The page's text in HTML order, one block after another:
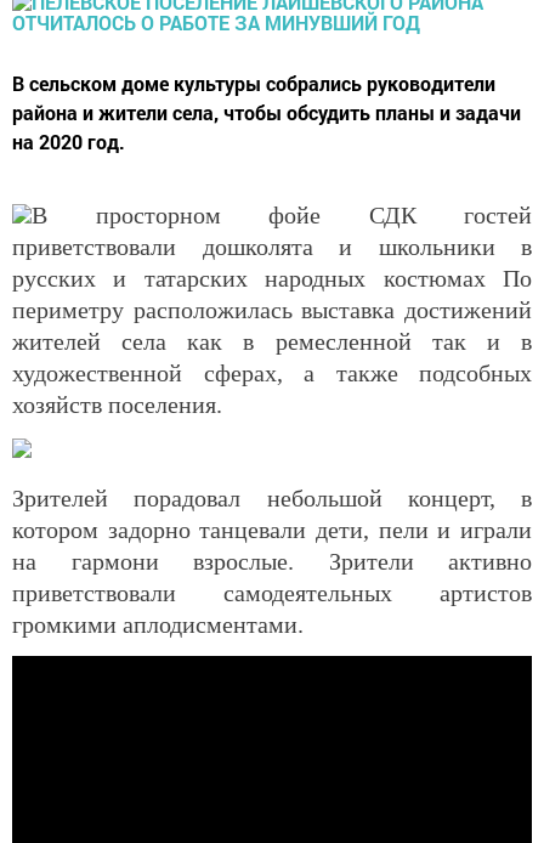
В сельском доме культуры собрались руководители
района и жители села, чтобы обсудить планы и задачи
на 2020 год.
В просторном фойе СДК гостей
приветствовали дошколята и школьники в
русских и татарских народных костюмах По
периметру расположилась выставка достижений
жителей села как в ремесленной так и в
художественной сферах, а также подсобных
хозяйств поселения.
Зрителей порадовал небольшой концерт, в
котором задорно танцевали дети, пели и играли
на гармони взрослые. Зрители активно
приветствовали самодеятельных артистов
громкими аплодисментами.